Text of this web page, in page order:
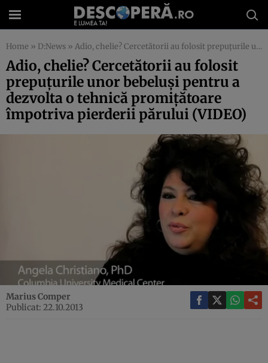
Home » D:News » Adio, chelie? Cercetătorii au folosit prepuţurile unor bebeluşi pentru a dezvolta o tehnică promiţătoare împotriva pierderii părului (VIDEO)
Adio, chelie? Cercetătorii au folosit
prepuţurile unor bebeluşi pentru a
dezvolta o tehnică promiţătoare
împotriva pierderii părului (VIDEO)
Marius Comper
Publicat: 22.10.2013